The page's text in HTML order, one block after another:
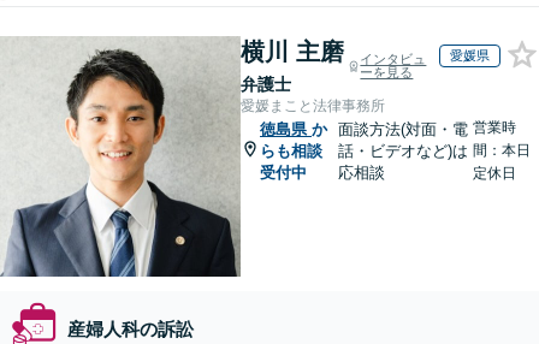
横川 主磨
弁護士
インタビュ
ーを見る
愛媛県
愛媛まこと法律事務所
徳島県 か
らも相談
受付中
面談方法(対面・電
話・ビデオなど)は
応相談
営業時
間：本日
定休日
産婦人科の訴訟